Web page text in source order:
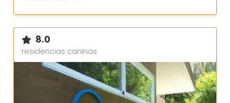
8.0
residencias caninas